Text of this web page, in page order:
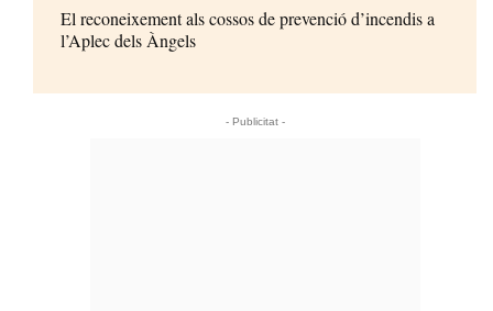
El reconeixement als cossos de prevenció d’incendis a
l’Aplec dels Àngels
- Publicitat -